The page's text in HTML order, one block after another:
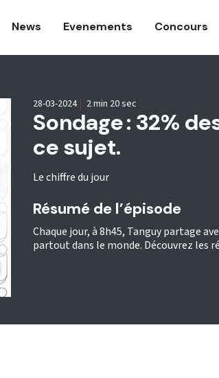
News Evenements Concours
Sondage : 32%
ce sujet.
Le chiffre du jour
28-03-2024 | 2 min 20 sec
Résumé de l’épisode
Chaque jour, à 8h45, Tanguy partage
partout dans le monde. Découvrez les